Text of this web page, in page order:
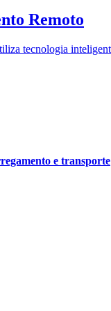
Remoto
tecnologia
e transporte